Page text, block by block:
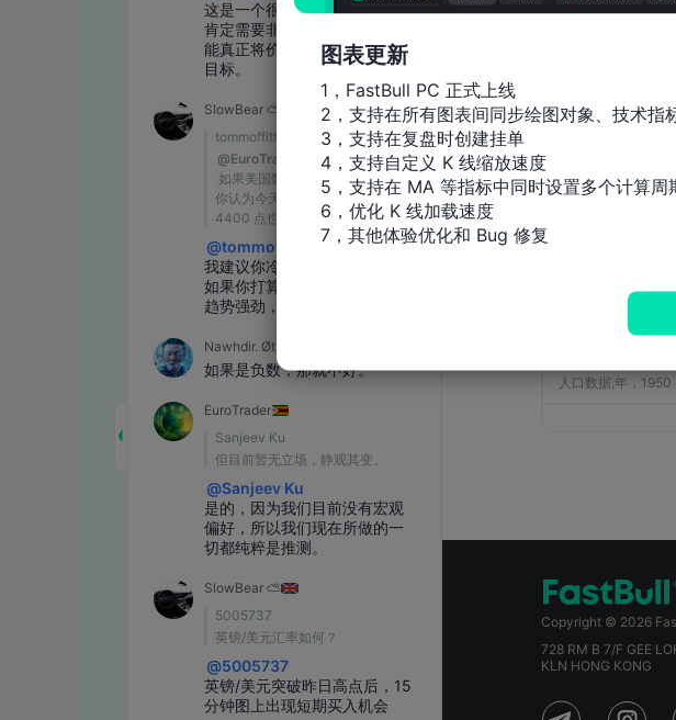
人口数据,年，
人口数据,年，
Copyright © 2026
728 RM B 7/F GEE
KLN HONG KONG
图表更新
1，FastBull PC 正式上线
2，支持在所有图表间同步绘图对象、技术指
3，支持在复盘时创建挂单
4，支持自定义 K 线缩放速度
5，支持在 MA 等指标中同时设置多个计算周
6，优化 K 线加载速度
7，其他体验优化和 Bug 修复